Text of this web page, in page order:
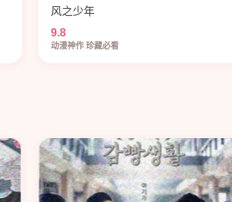
风之少年
9.8
动漫神作 珍藏必看